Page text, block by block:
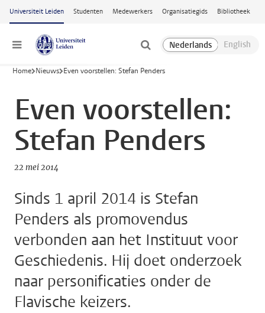
Ga naar hoofdinhoud
Universiteit Leiden Studenten Medewerkers Organisatiegids Bibliotheek
Menu
Home Nieuws Even voorstellen: Stefan Penders
Even voorstellen:
Stefan Penders
22 mei 2014
Sinds 1 april 2014 is Stefan
Penders als promovendus
verbonden aan het Instituut voor
Geschiedenis. Hij doet onderzoek
naar personificaties onder de
Flavische keizers.